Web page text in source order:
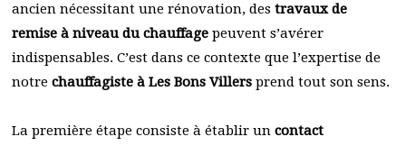
ancien nécessitant une rénovation, des travaux de
remise à niveau du chauffage peuvent s’avérer
indispensables. C’est dans ce contexte que l’expertise de
notre chauffagiste à Les Bons Villers prend tout son sens.
La première étape consiste à établir un contact